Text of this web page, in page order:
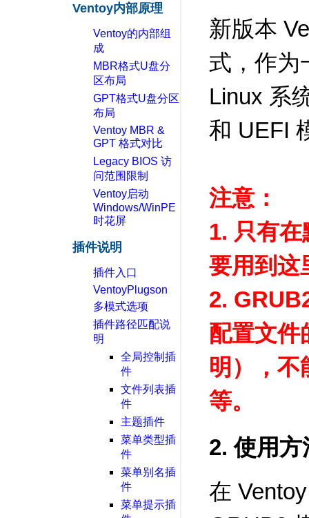
Ventoy内部原理
Ventoy的内部组
成
MBR格式U盘分
区布局
GPT格式U盘分区
布局
Ventoy MBR &
GPT 格式对比
Legacy BIOS 访
问范围限制
Ventoy启动
Windows/WinPE
时花屏
插件说明
插件入口
VentoyPlugson
多模式选项
插件路径匹配说
明
全局控制插
件
文件列表插
件
主题插件
菜单类型插
件
菜单别名插
件
菜单提示插
新版本
式，作为
Linux 系
和 UEFI
注意：
1. 只有
要用到这
2.
配置文件
明），
等。
2. 使用方
在